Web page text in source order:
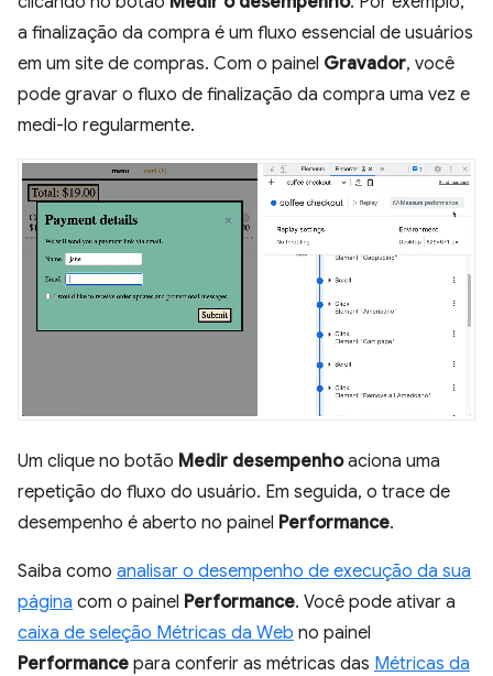
a finalização da compra é um fluxo essencial de usuários
em um site de compras. Com o painel Gravador, você
pode gravar o fluxo de finalização da compra uma vez e
medi-lo regularmente.
Um clique no botão Medir desempenhoaciona uma
repetição do fluxo do usuário. Em seguida, o trace de
desempenho é aberto no painel Performance.
Saiba como analisar o desempenho de execução da sua
página com o painel Performance. Você pode ativar a
caixa de seleção Métricas da Web no painel
Performance para conferir as métricas das Métricas da